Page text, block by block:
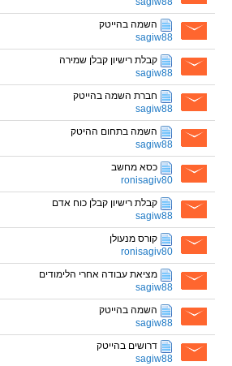
השמה בהייטק
sagiw88
קבלת רישיון קבלן שמירה
sagiw88
חברת השמה בהייטק
sagiw88
השמה בתחום ההיטק
sagiw88
כסא מחשב
ronisagiv80
קבלת רישיון קבלן כוח אדם
sagiw88
קורס מנעולן
ronisagiv80
מציאת עבודה אחרי הלימודים
sagiw88
השמה בהייטק
sagiw88
דרושים בהייטק
sagiw88